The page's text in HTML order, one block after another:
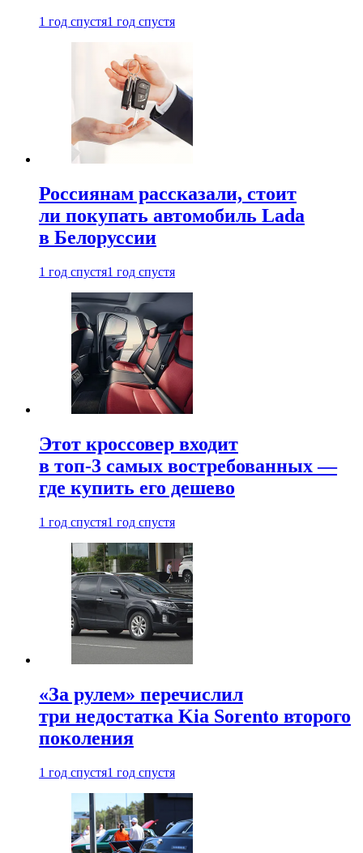
1 год спустя1 год спустя
Россиянам рассказали, стоит
ли покупать автомобиль Lada
в Белоруссии
1 год спустя1 год спустя
Этот кроссовер входит
в топ-3 самых востребованных —
где купить его дешево
1 год спустя1 год спустя
«За рулем» перечислил
три недостатка Kia Sorento второго
поколения
1 год спустя1 год спустя